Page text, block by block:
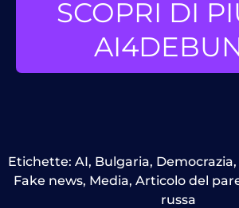
SCOPRI DI
Etichette: AI, Bulgaria, Democrazia,
Fake news, Media, Articolo del
russa